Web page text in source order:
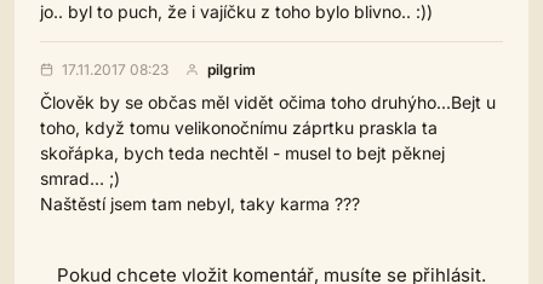
jo.. byl to puch, že i vajíčku z toho bylo blivno.. :))
17.11.2017 08:23 pilgrim
Člověk by se občas měl vidět očima toho druhýho...Bejt u
toho, když tomu velikonočnímu záprtku praskla ta
skořápka, bych teda nechtěl - musel to bejt pěknej
smrad... ;)
Naštěstí jsem tam nebyl, taky karma ???
Pokud chcete vložit komentář, musíte se přihlásit.